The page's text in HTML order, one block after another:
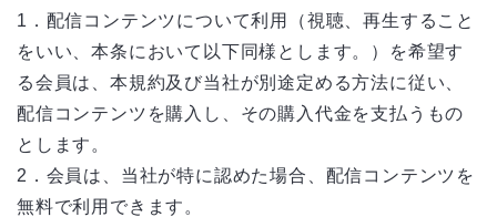
1．配信コンテンツについて利用（視聴、再生すること
をいい、本条において以下同様とします。）を希望す
る会員は、本規約及び当社が別途定める方法に従い、
配信コンテンツを購入し、その購入代金を支払うもの
とします。
2．会員は、当社が特に認めた場合、配信コンテンツを
無料で利用できます。